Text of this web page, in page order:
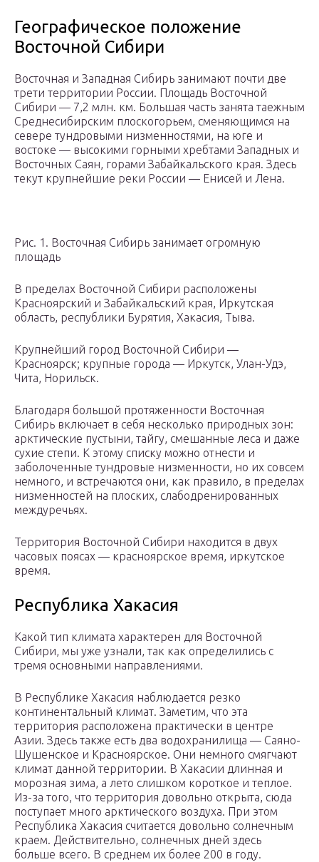
Географическое положение
Восточной Сибири
Восточная и Западная Сибирь занимают почти две
трети территории России. Площадь Восточной
Сибири — 7,2 млн. км. Большая часть занята таежным
Среднесибирским плоскогорьем, сменяющимся на
севере тундровыми низменностями, на юге и
востоке — высокими горными хребтами Западных и
Восточных Саян, горами Забайкальского края. Здесь
текут крупнейшие реки России — Енисей и Лена.
Рис. 1. Восточная Сибирь занимает огромную
площадь
В пределах Восточной Сибири расположены
Красноярский и Забайкальский края, Иркутская
область, республики Бурятия, Хакасия, Тыва.
Крупнейший город Восточной Сибири —
Красноярск; крупные города — Иркутск, Улан-Удэ,
Чита, Норильск.
Благодаря большой протяженности Восточная
Сибирь включает в себя несколько природных зон:
арктические пустыни, тайгу, смешанные леса и даже
сухие степи. К этому списку можно отнести и
заболоченные тундровые низменности, но их совсем
немного, и встречаются они, как правило, в пределах
низменностей на плоских, слабодренированных
междуречьях.
Территория Восточной Сибири находится в двух
часовых поясах — красноярское время, иркутское
время.
Республика Хакасия
Какой тип климата характерен для Восточной
Сибири, мы уже узнали, так как определились с
тремя основными направлениями.
В Республике Хакасия наблюдается резко
континентальный климат. Заметим, что эта
территория расположена практически в центре
Азии. Здесь также есть два водохранилища — Саяно-
Шушенское и Красноярское. Они немного смягчают
климат данной территории. В Хакасии длинная и
морозная зима, а лето слишком короткое и теплое.
Из-за того, что территория довольно открыта, сюда
поступает много арктического воздуха. При этом
Республика Хакасия считается довольно солнечным
краем. Действительно, солнечных дней здесь
больше всего. В среднем их более 200 в году.